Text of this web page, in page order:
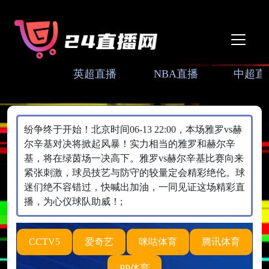
英超直播 NBA直播 中超直
纷争终于开始！北京时间06-13 22:00，本场雅罗vs赫
尔辛基对决将掀起风暴！实力相当的雅罗和赫尔辛
基，将在绿茵场一决高下。雅罗vs赫尔辛基比赛向来
紧张刺激，球员技艺与防守的较量定会精彩绝伦。球
迷们绝不容错过，快喊出加油，一同见证这场精彩直
播，为心仪球队助威！;
CCTV5 爱奇艺 咪咕体育 腾讯体育